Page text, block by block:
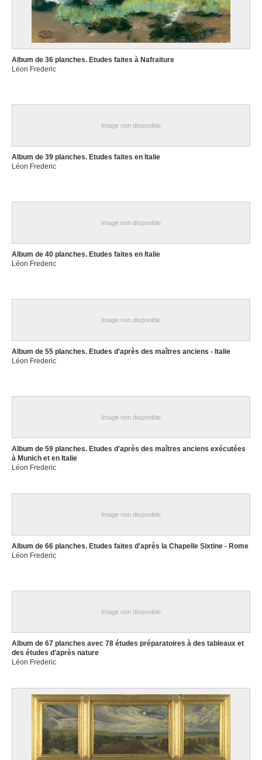
Album de 36 planches. Etudes faites à Nafraiture
Léon Frederic
Image non disponible
Album de 39 planches. Etudes faites en Italie
Léon Frederic
Image non disponible
Album de 40 planches. Etudes faites en Italie
Léon Frederic
Image non disponible
Album de 55 planches. Etudes d'après des maîtres anciens - Italie
Léon Frederic
Image non disponible
Album de 59 planches. Etudes d'après des maîtres anciens exécutées
à Munich et en Italie
Léon Frederic
Image non disponible
Album de 66 planches. Etudes faites d'après la Chapelle Sixtine - Rome
Léon Frederic
Image non disponible
Album de 67 planches avec 78 études préparatoires à des tableaux et
des études d'après nature
Léon Frederic